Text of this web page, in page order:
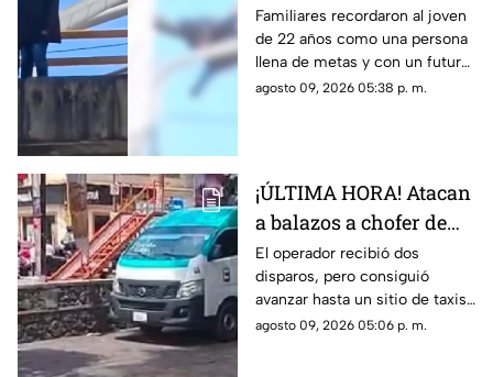
vehicular; pidió a su
mamá que cuidara de
su gatito
Familiares recordaron al joven
de 22 años como una persona
llena de metas y con un futuro
prometedor.
agosto 09, 2026 05:38 p. m.
¡ÚLTIMA HORA! Atacan
a balazos a chofer de
Ruta 13 en Oaxtepec
El operador recibió dos
disparos, pero consiguió
avanzar hasta un sitio de taxis
donde solicitó ayuda.
agosto 09, 2026 05:06 p. m.